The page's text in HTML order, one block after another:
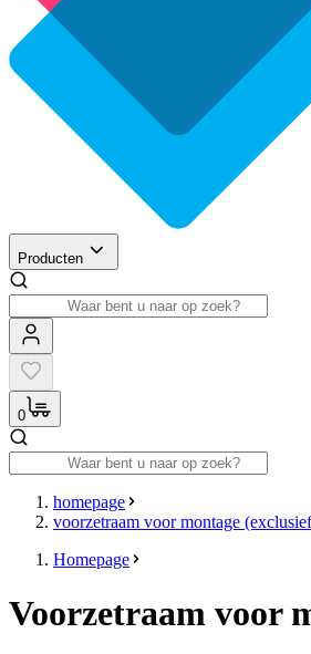
Producten
0
homepage
voorzetraam voor montage
Homepage
Voorzetraam voor